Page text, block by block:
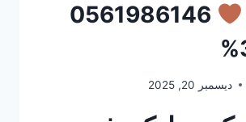
0561986146
ديسمبر 20, 2025